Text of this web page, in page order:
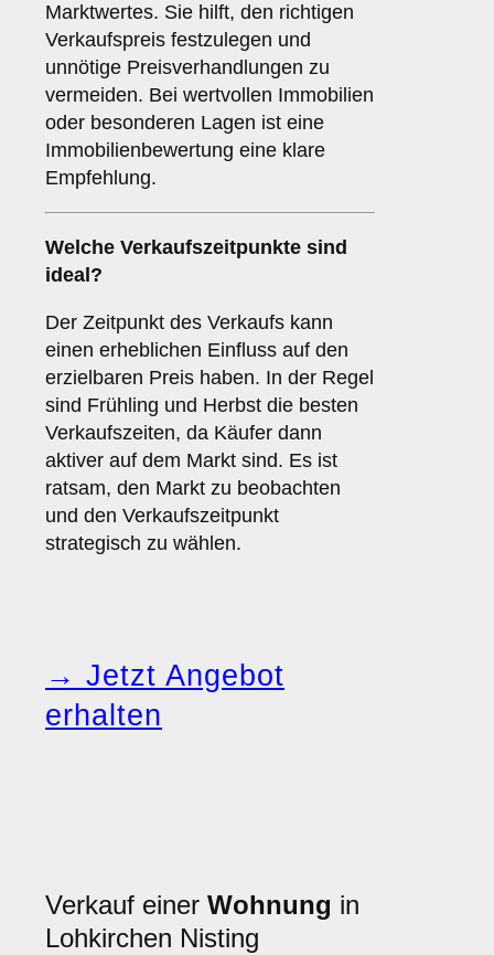
Marktwertes. Sie hilft, den richtigen
Verkaufspreis festzulegen und
unnötige Preisverhandlungen zu
vermeiden. Bei wertvollen Immobilien
oder besonderen Lagen ist eine
Immobilienbewertung eine klare
Empfehlung.
Welche Verkaufszeitpunkte sind
ideal?
Der Zeitpunkt des Verkaufs kann
einen erheblichen Einfluss auf den
erzielbaren Preis haben. In der Regel
sind Frühling und Herbst die besten
Verkaufszeiten, da Käufer dann
aktiver auf dem Markt sind. Es ist
ratsam, den Markt zu beobachten
und den Verkaufszeitpunkt
strategisch zu wählen.
→ Jetzt Angebot
erhalten
Verkauf einer Wohnung in
Lohkirchen Nisting